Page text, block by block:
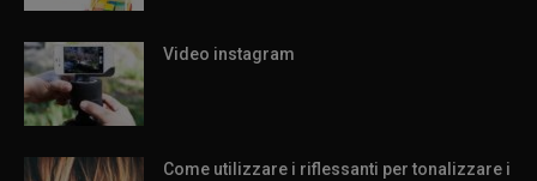
Video instagram
Come utilizzare i riflessanti per tonalizzare i